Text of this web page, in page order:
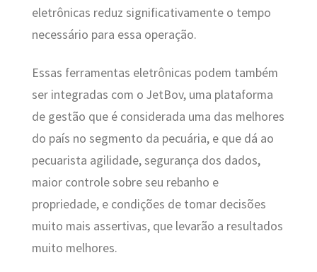
eletrônicas reduz significativamente o tempo
necessário para essa operação.
Essas ferramentas eletrônicas podem também
ser integradas com o JetBov, uma plataforma
de gestão que é considerada uma das melhores
do país no segmento da pecuária, e que dá ao
pecuarista agilidade, segurança dos dados,
maior controle sobre seu rebanho e
propriedade, e condições de tomar decisões
muito mais assertivas, que levarão a resultados
muito melhores.